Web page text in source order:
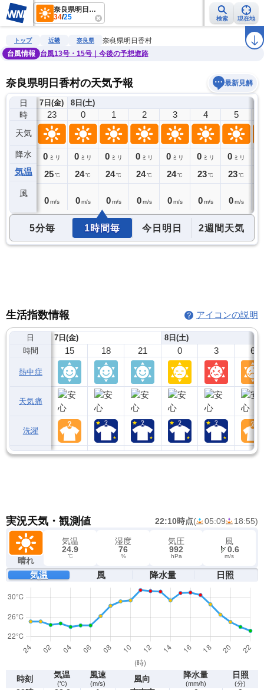
奈良県明日香村
34/25 検索 現在地
雨雲レーダー 台風情報 地震情報 ラ
トップ 近畿 奈良県
奈良県明日香村
台風情報
台風13号・15号｜今後の予想進路
奈良県明日香村の天気予報 最新見解
日
時
天気
降水
気温
風
7日(金)
22
0ミリ
25℃
23
0 ミリ
25 ℃
0m/s
8日(土)
0
0 ミリ
24℃
0 m/s
1
0 ミリ
24℃
0 m/s
2
0 ミリ
24℃
0 m/s
3
0 ミリ
24℃
0 m/s
4
0 ミリ
23℃
0 m/s
5
0 ミリ
23℃
0 m/s
5分毎 1時間毎 今日明日 2週間天気
生活指数情報 アイコンの説明
日
時間
熱中症
天気痛
洗濯
7日(金)
15 18 21
8日(土)
0 3 6
実況天気・観測値 22:10時点( 05:09 18:55)
晴れ
気温
24.9
℃
湿度
76
%
気圧
992
hPa
風
0.6
m/s
気温 風 降水量 日照
時刻 気温
(℃)
風速
(m/s) 風向 降水量
(mm/h)
日照
(分)